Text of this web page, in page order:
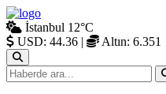
İstanbul 12°C
USD: 44.36 | Altın: 6.351